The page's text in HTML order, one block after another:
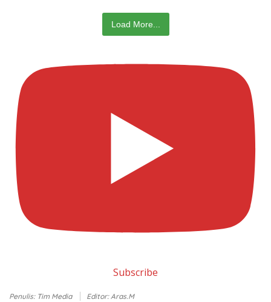
Load More...
Subscribe
Penulis: Tim Media Editor: Aras.M